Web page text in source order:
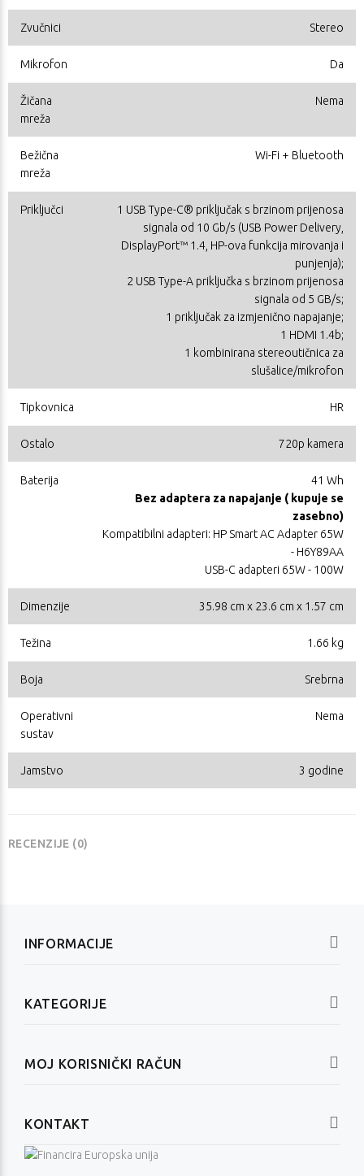
Zvučnici Stereo
Mikrofon Da
Žičana
mreža
Nema
Bežična
mreža
Wi-Fi + Bluetooth
Priključci
1 USB Type-C® priključak s brzinom prijenosa
signala od 10 Gb/s (USB Power Delivery,
DisplayPort™ 1.4, HP-ova funkcija mirovanja i
punjenja);
2 USB Type-A priključka s brzinom prijenosa
signala od 5 GB/s;
1 priključak za izmjenično napajanje;
1 HDMI 1.4b;
1 kombinirana stereoutičnica za
slušalice/mikrofon
Tipkovnica HR
Ostalo 720p kamera
Baterija
41 Wh
Bez adaptera za napajanje ( kupuje se
zasebno)
Kompatibilni adapteri: HP Smart AC Adapter 65W
- H6Y89AA
USB-C adapteri 65W - 100W
Dimenzije 35.98 cm x 23.6 cm x 1.57 cm
Težina 1.66 kg
Boja Srebrna
Operativni
sustav
Nema
Jamstvo 3 godine
RECENZIJE (0)
INFORMACIJE
KATEGORIJE
MOJ KORISNIČKI RAČUN
KONTAKT